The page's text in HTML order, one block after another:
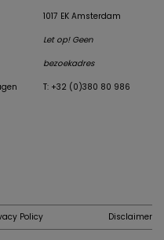
1017 EK Amsterdam
Let op! Geen
bezoekadres
T: +32 (0)380 80 986
Policy Disclaimer